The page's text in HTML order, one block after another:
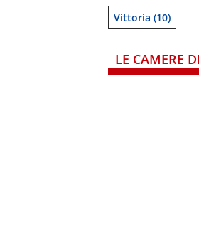
Vittoria (10)
LE CAMERE